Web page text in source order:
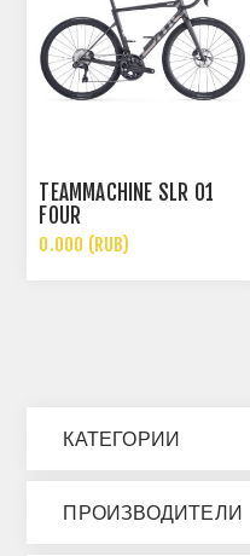
TEAMMACHINE SLR 01
FOUR
0.000 (RUB)
КАТЕГОРИИ
ПРОИЗВОДИТЕЛИ